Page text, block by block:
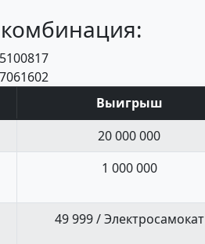
100817
061602
Выигрыш
20 000 000
1 000 000
49 999 / Электросамокат